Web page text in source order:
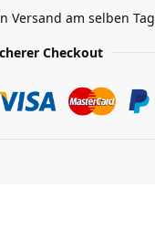
Versand am selben Tag
Checkout